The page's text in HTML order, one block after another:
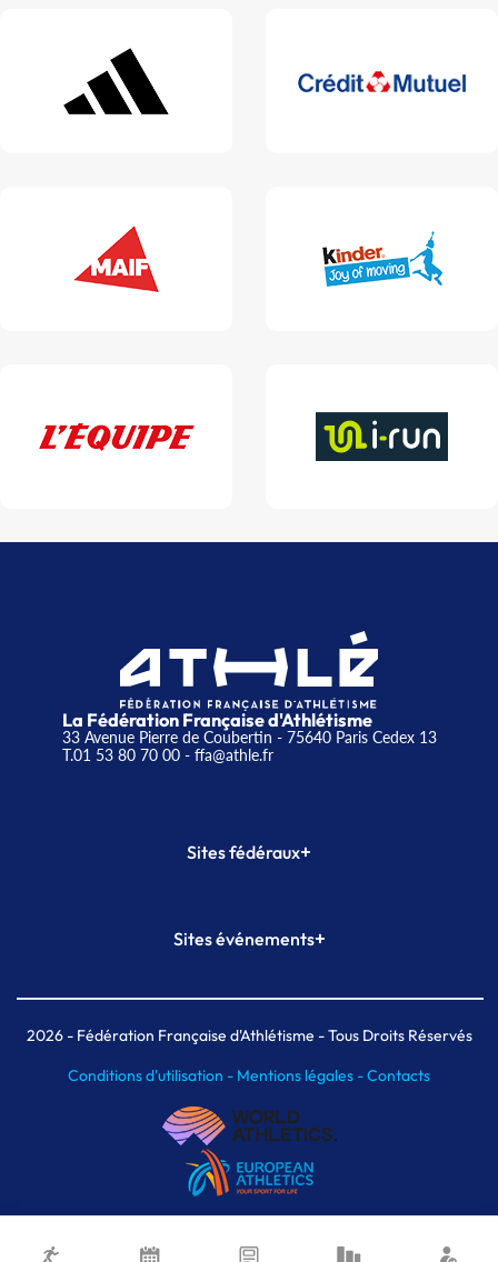
La Fédération Française d'Athlétisme
33 Avenue Pierre de Coubertin - 75640 Paris Cedex 13
T.01 53 80 70 00- ffa@athle.fr
Sites fédéraux+
Plateforme Formation
Sites événements+
Meeting de Paris indoor
MAIF Ekiden de Paris
2026- Fédération Française d'Athlétisme - Tous Droits Réservés
Conditions d'utilisation - Mentions légales -Contacts